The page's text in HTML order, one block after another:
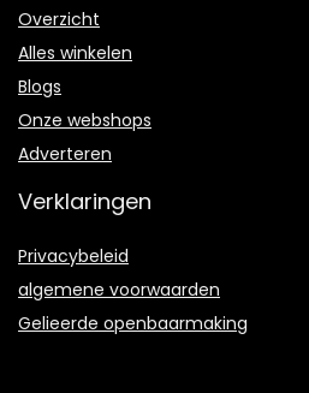
Overzicht
Alles winkelen
Blogs
Onze webshops
Adverteren
Verklaringen
Privacybeleid
algemene voorwaarden
Gelieerde openbaarmaking